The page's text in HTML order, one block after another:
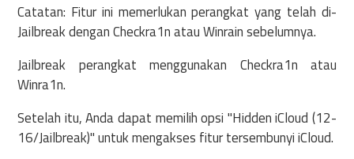
Catatan: Fitur ini memerlukan perangkat yang telah di-
Jailbreak dengan Checkra1n atau Winrain sebelumnya.
Jailbreak perangkat menggunakan Checkra1n atau
Winra1n.
Setelah itu, Anda dapat memilih opsi "Hidden iCloud (12-
16/Jailbreak)" untuk mengakses fitur tersembunyi iCloud.